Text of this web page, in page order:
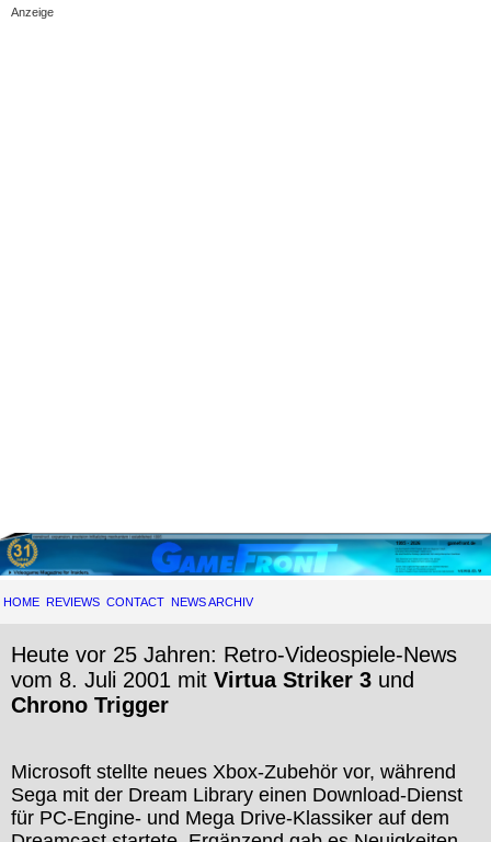
Anzeige
HOME REVIEWS CONTACT NEWS ARCHIV
Heute vor 25 Jahren: Retro-Videospiele-News
vom 8. Juli 2001 mit Virtua Striker 3 und
Chrono Trigger
Microsoft stellte neues Xbox-Zubehör vor, während
Sega mit der Dream Library einen Download-Dienst
für PC-Engine- und Mega Drive-Klassiker auf dem